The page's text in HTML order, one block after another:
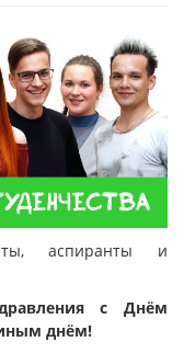
аспиранты и
с Днём
днём!